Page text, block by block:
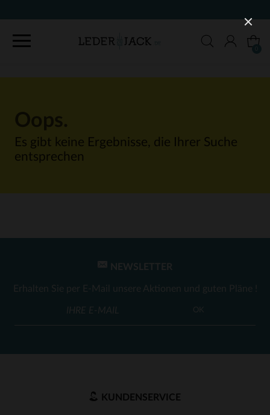
Es gibt keine Ergebnisse, die Ihrer Suche
entsprechen
NEWSLETTER
Erhalten Sie per E-Mail unsere Aktionen und guten Pläne !
OK
KUNDENSERVICE